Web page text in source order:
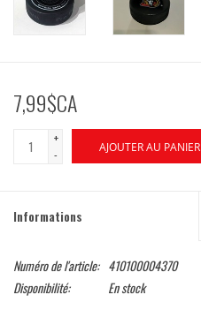
7,99$CA
+
-
AJOUTER AU PANIER
Informations
Numéro de l'article: 410100004370
Disponibilité:
En stock